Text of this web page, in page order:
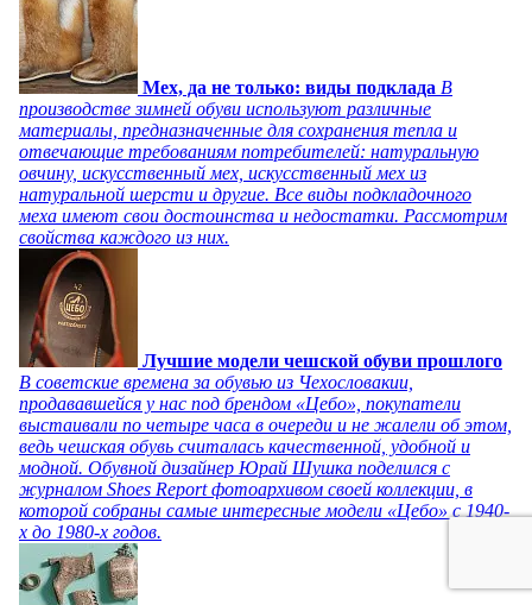
Мех, да не только: виды подклада В
производстве зимней обуви используют различные
материалы, предназначенные для сохранения тепла и
отвечающие требованиям потребителей: натуральную
овчину, искусственный мех, искусственный мех из
натуральной шерсти и другие. Все виды подкладочного
меха имеют свои достоинства и недостатки. Рассмотрим
свойства каждого из них.
Лучшие модели чешской обуви прошлого
В советские времена за обувью из Чехословакии,
продававшейся у нас под брендом «Цебо», покупатели
выстаивали по четыре часа в очереди и не жалели об этом,
ведь чешская обувь считалась качественной, удобной и
модной. Обувной дизайнер Юрай Шушка поделился с
журналом Shoes Report фотоархивом своей коллекции, в
которой собраны самые интересные модели «Цебо» с 1940-
х до 1980-х годов.